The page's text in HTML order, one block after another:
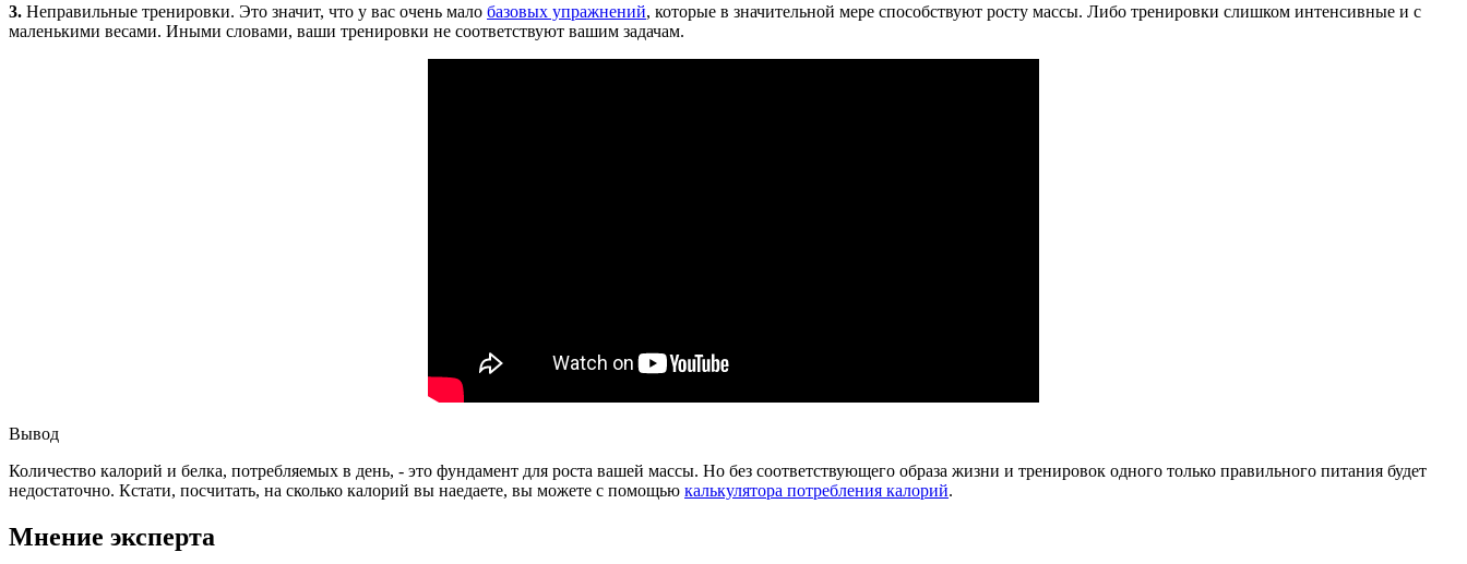
3. Неправильные тренировки. Это значит, что у вас очень мало базовых упражнений, которые в значительной мере способствуют росту массы. Либо тренировки слишком интенсивные и с
маленькими весами. Иными словами, ваши тренировки не соответствуют вашим задачам.
Вывод
Количество калорий и белка, потребляемых в день, - это фундамент для роста вашей массы. Но без соответствующего образа жизни и тренировок одного только правильного питания будет
недостаточно. Кстати, посчитать, на сколько калорий вы наедаете, вы можете с помощью калькулятора потребления калорий.
Мнение эксперта